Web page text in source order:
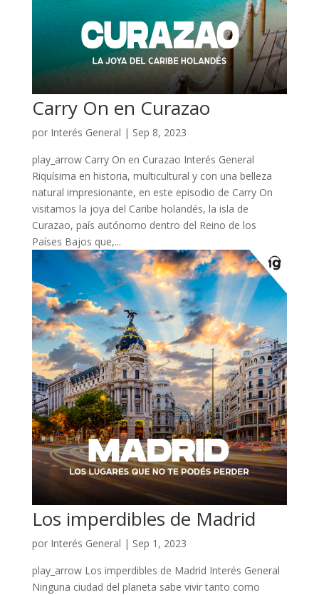
Carry On en Curazao
por Interés General | Sep 8, 2023
play_arrow Carry On en Curazao Interés General
Riquísima en historia, multicultural y con una belleza
natural impresionante, en este episodio de Carry On
visitamos la joya del Caribe holandés, la isla de
Curazao, país autónomo dentro del Reino de los
Países Bajos que,...
Los imperdibles de Madrid
por Interés General | Sep 1, 2023
play_arrow Los imperdibles de Madrid Interés General
Ninguna ciudad del planeta sabe vivir tanto como